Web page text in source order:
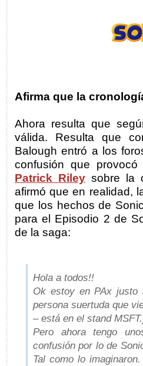
Afirma que la
Ahora resulta que
válida. Resulta que
Balough entró a los
confusión que
Patrick Rileysobre la
afirmó que en realidad,
que los hechos de
para el Episodio 2 de
de la saga:
Hola a todos!!
Ok estoy en PAx justo
persona suertuda que
– está en el stand
Pero ahora tengo
confusión por lo de
Tal como lo